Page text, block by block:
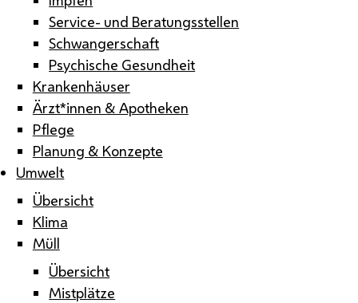
Service- und Beratungsstellen
Schwangerschaft
Psychische Gesundheit
Krankenhäuser
Ärzt*innen & Apotheken
Pflege
Planung & Konzepte
Umwelt
Übersicht
Klima
Müll
Übersicht
Mistplätze